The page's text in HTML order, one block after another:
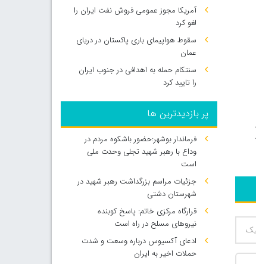
آمریکا مجوز عمومی فروش نفت ایران را
لغو کرد
سقوط هواپیمای باری پاکستان در دریای
عمان
سنتکام حمله به اهدافی در جنوب ایران
را تایید کرد
پر بازدیدترین ها
فرماندار بوشهر:حضور باشکوه مردم در
وداع با رهبر شهید تجلی وحدت ملی
است
جزئیات مراسم بزرگداشت رهبر شهید در
شهرستان دشتی
قرارگاه مرکزی خاتم: پاسخ کوبنده
نیروهای مسلح در راه است
ادعای آکسیوس درباره وسعت و شدت
حملات اخیر به ایران